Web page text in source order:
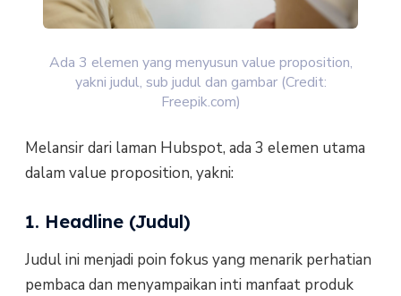
Ada 3 elemen yang menyusun value proposition,
yakni judul, sub judul dan gambar (Credit:
Freepik.com)
Melansir dari laman Hubspot, ada 3 elemen utama
dalam value proposition, yakni:
1. Headline (Judul)
Judul ini menjadi poin fokus yang menarik perhatian
pembaca dan menyampaikan inti manfaat produk